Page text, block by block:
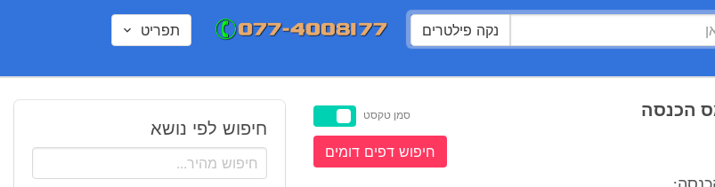
נקה פילטרים תפריט
סמן טקסט
חיפוש דפים דומים
חיפוש לפי נושא